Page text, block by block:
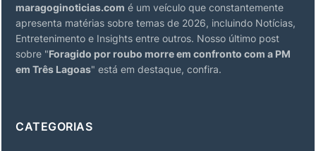
maragoginoticias.com é um veículo que constantemente
apresenta matérias sobre temas de 2026, incluindo Notícias,
Entretenimento e Insights entre outros. Nosso último post
sobre "Foragido por roubo morre em confronto com a PM
em Três Lagoas" está em destaque, confira.
CATEGORIAS